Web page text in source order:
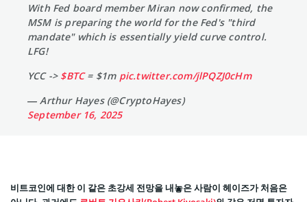
With Fed board member Miran now confirmed, the
MSM is preparing the world for the Fed's "third
mandate" which is essentially yield curve control.
LFG!
YCC -> $BTC= $1m pic.twitter.com/jlPQZJ0cHm
— Arthur Hayes (@CryptoHayes)
September 16, 2025
비트코인에 대한 이 같은 초강세 전망을 내놓은 사람이 헤이즈가 처음은